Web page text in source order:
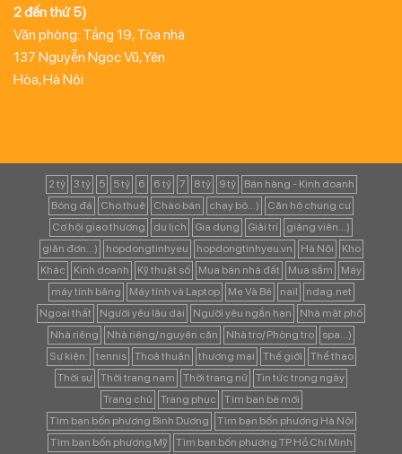
2 đến thứ 5)
Văn phòng: Tầng 19, Tòa nhà
137 Nguyễn Ngọc Vũ, Yên
Hòa, Hà Nội
2 tỷ 3 tỷ 5 5 tỷ 6 6 tỷ 7 8 tỷ 9 tỷ
Bán hàng - Kinh doanh
Bóng đá
Cho thuê Chào bán chạy bộ...)
Căn hộ chung cư
Cơ hội giao thương
du lịch Gia dụng Giải trí
giảng viên...)
giản đơn...)
hopdongtinhyeu hopdongtinhyeu.vn Hà Nội
Kho
Khác
Kinh doanh Kỹ thuật số Mua bán nhà đất Mua sắm
Máy
máy tính bảng
Máy tính và Laptop Mẹ Và Bé nail
ndag.net
Ngoại thất
Người yêu lâu dài Người yêu ngắn hạn
Nhà mặt phố
Nhà riêng
Nhà riêng/ nguyên căn Nhà trọ/ Phòng trọ
spa...)
Sự kiện:
tennis Thoả thuận thương mại Thế giới
Thể thao
Thời sự
Thời trang nam Thời trang nữ
Tin tức trong ngày
Trang chủ
Trang phục
Tìm bạn bè mới
Tìm bạn bốn phương Bình Dương
Tìm bạn bốn phương Hà Nội
Tìm bạn bốn phương Mỹ
Tìm bạn bốn phương TP Hồ Chí Minh